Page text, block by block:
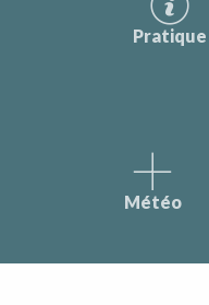
Pratique
Météo